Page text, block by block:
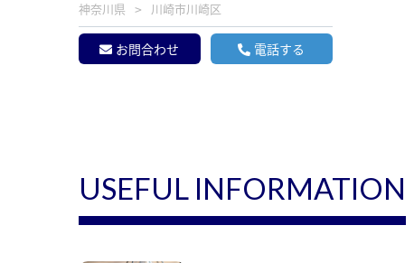
神奈川県 川崎市川崎区
お問合わせ 電話する
USEFUL INFORMATION